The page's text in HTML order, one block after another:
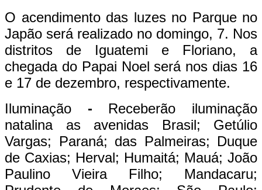
O acendimento das luzes no Parque no
Japão será realizado no domingo, 7. Nos
distritos de Iguatemi e Floriano, a
chegada do Papai Noel será nos dias 16
e 17 de dezembro, respectivamente.
Iluminação - Receberão iluminação
natalina as avenidas Brasil; Getúlio
Vargas; Paraná; das Palmeiras; Duque
de Caxias; Herval; Humaitá; Mauá; João
Paulino Vieira Filho; Mandacaru;